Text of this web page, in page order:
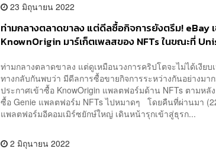
23 มิถุนายน 2022
ท่ามกลางตลาดขาลง แต่ดีลซื้อกิจการยังตรึม! eBay
KnownOrigin มาร์เก็ตเพลสของ NFTs ในขณะที่
ท่ามกลางตลาดขาลง แต่ดูเหมือนวงการคริปโตจะไม่ได้เงียบ
ทางกลับกันพบว่า มีดีลการซื้อขายกิจการระหว่างกันอย่างมา
ประกาศเข้าซื้อ KnowOrigin แพลตฟอร์มด้าน NFTs ตามหลัง
ซื้อ Genie แพลตฟอร์ม NFTs ไปหมาดๆ โดยคืนที่ผ่านมา
แพลตฟอร์มอีคอมเมิร์ซยักษ์ใหญ่ เดินหน้ารุกเข้าสู่ธุรก...
2 มิถุนายน 2022